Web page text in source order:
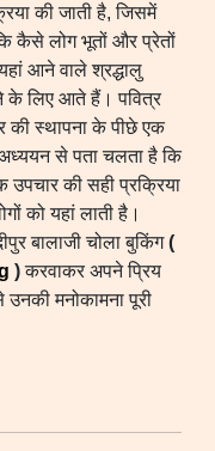
की जाती है, जिसमें
कैसे लोग भूतों और प्रेतों
आने वाले श्रद्धालु
के लिए आते हैं। पवित्र
की स्थापना के पीछे एक
से पता चलता है कि
उपचार की सही प्रक्रिया
को यहां लाती है।
बालाजी चोला बुकिंग(
)करवाकर अपने प्रिय
मनोकामना पूरी